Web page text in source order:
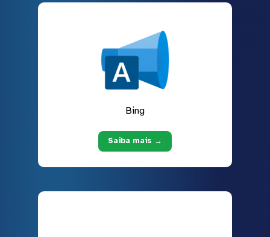
Bing
Saiba mais →